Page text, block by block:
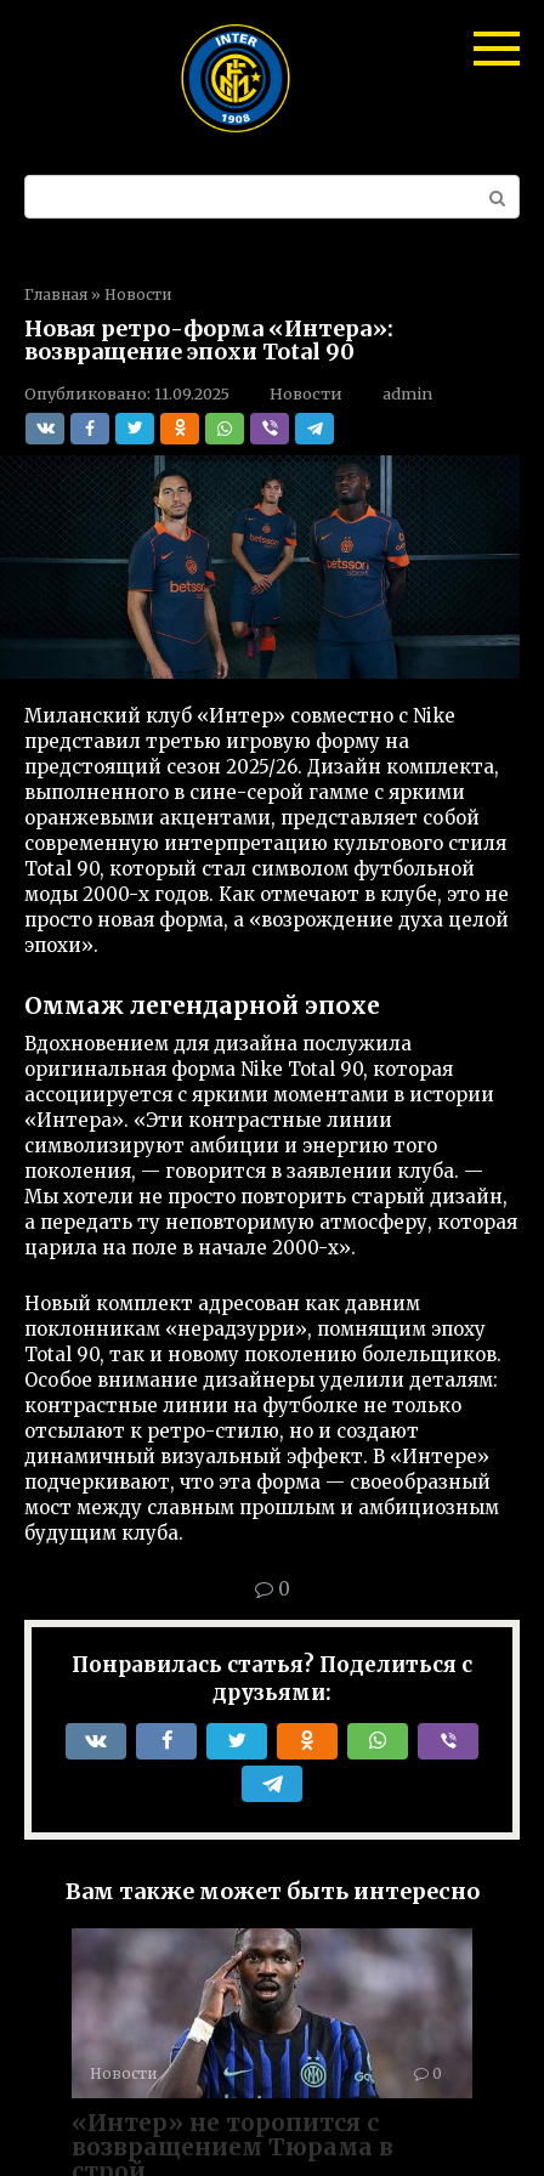
Поиск:
Главная » Новости
Новая ретро-форма «Интера»:
возвращение эпохи Total 90
Опубликовано: 11.09.2025 Новости admin
Миланский клуб «Интер» совместно с Nike
представил третью игровую форму на
предстоящий сезон 2025/26. Дизайн комплекта,
выполненного в сине-серой гамме с яркими
оранжевыми акцентами, представляет собой
современную интерпретацию культового стиля
Total 90, который стал символом футбольной
моды 2000-х годов. Как отмечают в клубе, это не
просто новая форма, а «возрождение духа целой
эпохи».
Оммаж легендарной эпохе
Вдохновением для дизайна послужила
оригинальная форма Nike Total 90, которая
ассоциируется с яркими моментами в истории
«Интера». «Эти контрастные линии
символизируют амбиции и энергию того
поколения, — говорится в заявлении клуба. —
Мы хотели не просто повторить старый дизайн,
а передать ту неповторимую атмосферу, которая
царила на поле в начале 2000-х».
Новый комплект адресован как давним
поклонникам «нерадзурри», помнящим эпоху
Total 90, так и новому поколению болельщиков.
Особое внимание дизайнеры уделили деталям:
контрастные линии на футболке не только
отсылают к ретро-стилю, но и создают
динамичный визуальный эффект. В «Интере»
подчеркивают, что эта форма — своеобразный
мост между славным прошлым и амбициозным
будущим клуба.
0
Понравилась статья? Поделиться с
друзьями:
Вам также может быть интересно
Новости 0
«Интер» не торопится с
возвращением Тюрама в